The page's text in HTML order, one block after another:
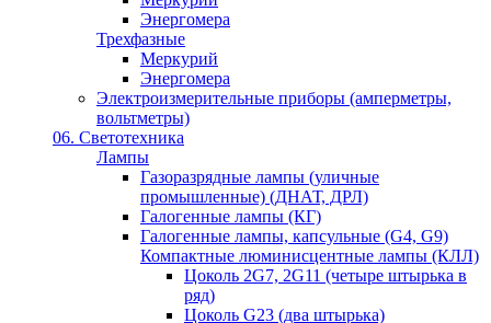
Энергомера
Трехфазные
Меркурий
Энергомера
Электроизмерительные приборы (амперметры,
вольтметры)
06. Светотехника
Лампы
Газоразрядные лампы (уличные
промышленные) (ДНАТ, ДРЛ)
Галогенные лампы (КГ)
Галогенные лампы, капсульные (G4, G9)
Компактные люминисцентные лампы (КЛЛ)
Цоколь 2G7, 2G11 (четыре штырька в
ряд)
Цоколь G23 (два штырька)